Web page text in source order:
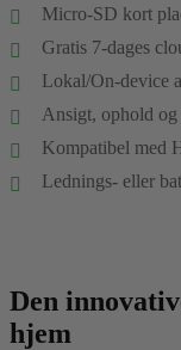
Micro-SD kort
Gratis 7-dages
Lokal/On-device
Ansigt, ophold og
Kompatibel med
Lednings- eller
Den
hjem